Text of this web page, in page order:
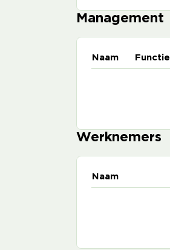
Management
Naam Functie
Werknemers
Naam